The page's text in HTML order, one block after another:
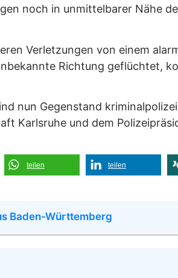
noch in unmittelbarer Nähe
Verletzungen von einem
Richtung geflüchtet,
nun Gegenstand
Karlsruhe und dem
teilen teilen
Baden-Württemberg